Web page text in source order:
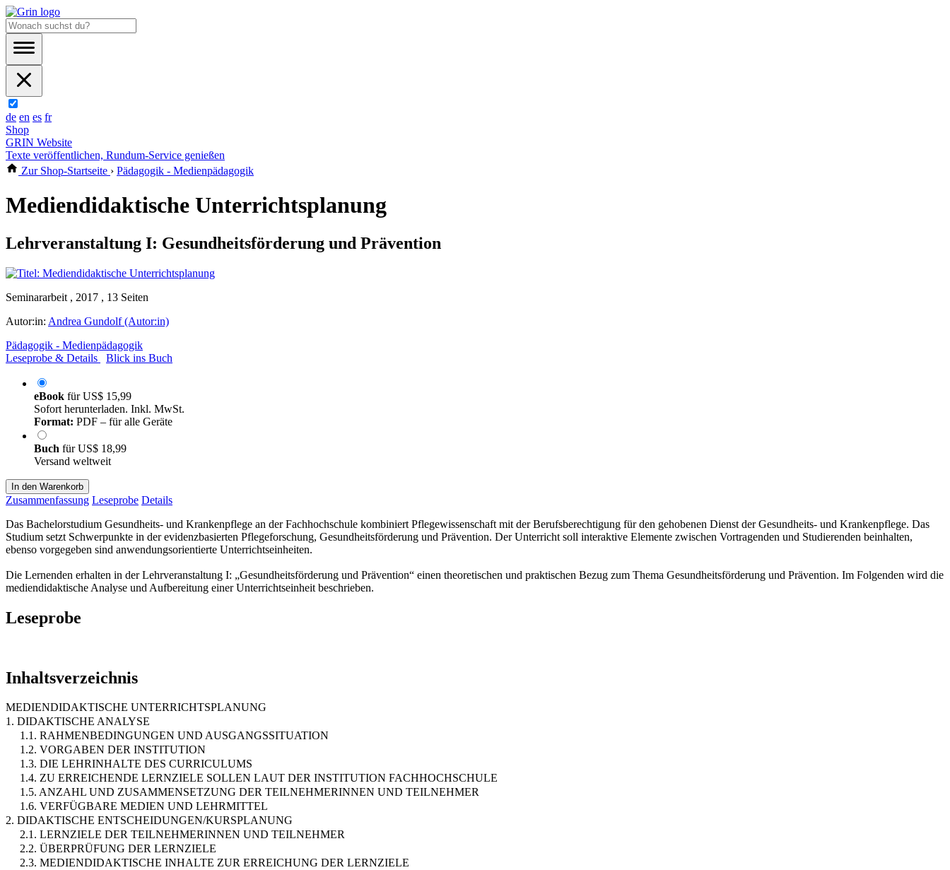
de en es fr
Shop
GRIN Website
Texte veröffentlichen, Rundum-Service genießen
Zur Shop-Startseite › Pädagogik - Medienpädagogik
Mediendidaktische Unterrichtsplanung
Lehrveranstaltung I: Gesundheitsförderung und Prävention
Seminararbeit , 2017 , 13 Seiten
Autor:in: Andrea Gundolf (Autor:in)
Pädagogik - Medienpädagogik
Leseprobe & Details
Blick ins Buch
eBook fürUS$ 15,99
Sofort herunterladen. Inkl. MwSt.
Format: PDF – für alle Geräte
Buch fürUS$ 18,99
Versand weltweit
In den Warenkorb
Zusammenfassung Leseprobe Details
Das Bachelorstudium Gesundheits- und Krankenpflege an der Fachhochschule kombiniert Pflegewissenschaft mit der Berufsberechtigung für den gehobenen Dienst der Gesundheits- und Krankenpflege. Das
Studium setzt Schwerpunkte in der evidenzbasierten Pflegeforschung, Gesundheitsförderung und Prävention. Der Unterricht soll interaktive Elemente zwischen Vortragenden und Studierenden beinhalten,
ebenso vorgegeben sind anwendungsorientierte Unterrichtseinheiten.
Die Lernenden erhalten in der Lehrveranstaltung I: „Gesundheitsförderung und Prävention“ einen theoretischen und praktischen Bezug zum Thema Gesundheitsförderung und Prävention. Im Folgenden wird die
mediendidaktische Analyse und Aufbereitung einer Unterrichtseinheit beschrieben.
Leseprobe
Inhaltsverzeichnis
MEDIENDIDAKTISCHE UNTERRICHTSPLANUNG
1. DIDAKTISCHE ANALYSE
1.1. RAHMENBEDINGUNGEN UND AUSGANGSSITUATION
1.2. VORGABEN DER INSTITUTION
1.3. DIE LEHRINHALTE DES CURRICULUMS
1.4. ZU ERREICHENDE LERNZIELE SOLLEN LAUT DER INSTITUTION FACHHOCHSCHULE
1.5. ANZAHL UND ZUSAMMENSETZUNG DER TEILNEHMERINNEN UND TEILNEHMER
1.6. VERFÜGBARE MEDIEN UND LEHRMITTEL
2. DIDAKTISCHE ENTSCHEIDUNGEN/KURSPLANUNG
2.1. LERNZIELE DER TEILNEHMERINNEN UND TEILNEHMER
2.2. ÜBERPRÜFUNG DER LERNZIELE
2.3. MEDIENDIDAKTISCHE INHALTE ZUR ERREICHUNG DER LERNZIELE